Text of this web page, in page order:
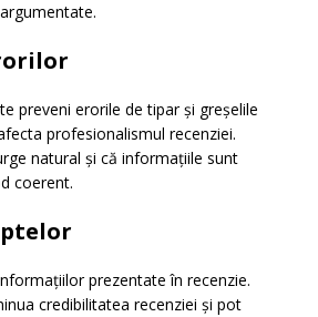
preveni erorile de tipar și greșelile
profesionalismul recenziei.
natural și că informațiile sunt
coerent.
prezentate în recenzie.
credibilitatea recenziei și pot